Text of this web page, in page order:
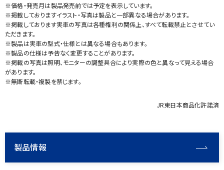
※価格・発売月は製品発売前では予定を表示しています。
※掲載しておりますイラスト・写真は製品と一部異なる場合があります。
※掲載しております実車の写真は各種権利の関係上、すべて転載禁止とさせてい
ただきます。
※製品は実車の型式・仕様とは異なる場合もあります。
※製品の仕様は予告なく変更することがあります。
※掲載の写真は照明、モニターの調整具合により実際の色と異なって見える場合
があります。
※無断転載・複製を禁じます。
JR東日本商品化許諾済
製品情報